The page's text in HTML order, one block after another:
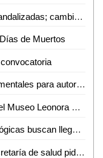
Papeleras inservibles por mal uso o vandalizadas; cambiarán su diseño
de Muertos
Concluye curso de conocimientos elementales para autoridades municipales de las zonas media y huasteca
Actividades por el tercer aniversario del Museo Leonora Carrington Xilitla
Brigadas médicas auditivas y oftalmológicas buscan llegar a más necesitados
Ante primeros casos de influenza, secretaría de salud pide reforzar cuidados